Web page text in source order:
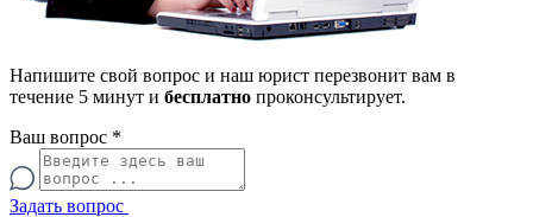
Напишите свой вопрос и наш юрист перезвонит вам в
течение 5 минут и бесплатно проконсультирует.
Ваш вопрос *
Задать вопрос